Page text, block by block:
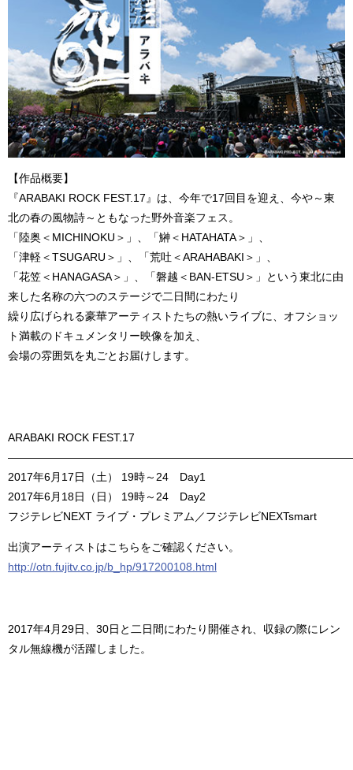
【作品概要】
『ARABAKI ROCK FEST.17』は、今年で17回目を迎え、今や～東
北の春の風物詩～ともなった野外音楽フェス。
「陸奥＜MICHINOKU＞」、「鰰＜HATAHATA＞」、
「津軽＜TSUGARU＞」、「荒吐＜ARAHABAKI＞」、
「花笠＜HANAGASA＞」、「磐越＜BAN-ETSU＞」という東北に由
来した名称の六つのステージで二日間にわたり
繰り広げられる豪華アーティストたちの熱いライブに、オフショッ
ト満載のドキュメンタリー映像を加え、
会場の雰囲気を丸ごとお届けします。
ARABAKI ROCK FEST.17
2017年6月17日（土） 19時～24 Day1
2017年6月18日（日） 19時～24 Day2
フジテレビNEXT ライブ・プレミアム／フジテレビNEXTsmart
出演アーティストはこちらをご確認ください。
http://otn.fujitv.co.jp/b_hp/917200108.html
2017年4月29日、30日と二日間にわたり開催され、収録の際にレン
タル無線機が活躍しました。